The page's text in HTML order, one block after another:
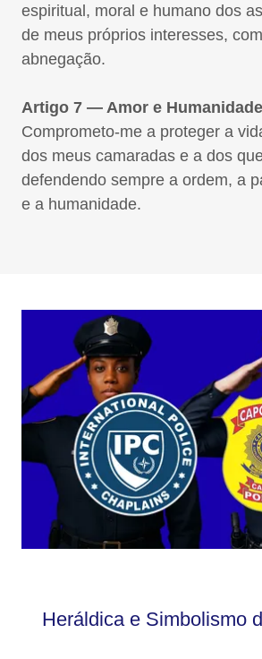
espiritual, moral e humano dos
de meus próprios interesses,
abnegação.
Artigo 7 — Amor e Humanidade
Comprometo-me a proteger a
dos meus camaradas e a dos
defendendo sempre a ordem, a
e a humanidade.
Heráldica e Simbolismo